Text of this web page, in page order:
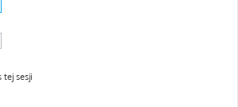
tej sesji